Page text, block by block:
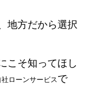
地方だから選択
こそ知ってほし
ローンサービスで